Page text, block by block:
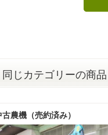
同じカテゴリーの商品
古農機（売約済み）